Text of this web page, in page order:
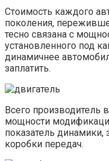
Стоимость каждого
поколения,
тесно связана с
установленного под
динамичнее
заплатить.
Всего производитель
мощности
показатель динамики,
коробки передач.